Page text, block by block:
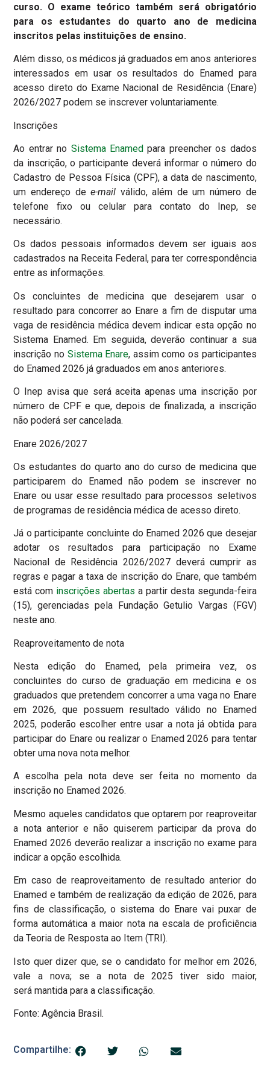
curso. O exame teórico também será obrigatório
para os estudantes do quarto ano de medicina
inscritos pelas instituições de ensino.
Além disso, os médicos já graduados em anos anteriores
interessados em usar os resultados do Enamed para
acesso direto do Exame Nacional de Residência (Enare)
2026/2027 podem se inscrever voluntariamente.
Inscrições
Ao entrar no Sistema Enamed para preencher os dados
da inscrição, o participante deverá informar o número do
Cadastro de Pessoa Física (CPF), a data de nascimento,
um endereço dee-mail válido, além de um número de
telefone fixo ou celular para contato do Inep, se
necessário.
Os dados pessoais informados devem ser iguais aos
cadastrados na Receita Federal, para ter correspondência
entre as informações.
Os concluintes de medicina que desejarem usar o
resultado para concorrer ao Enare a fim de disputar uma
vaga de residência médica devem indicar esta opção no
Sistema Enamed. Em seguida, deverão continuar a sua
inscrição no Sistema Enare, assim como os participantes
do Enamed 2026 já graduados em anos anteriores.
O Inep avisa que será aceita apenas uma inscrição por
número de CPF e que, depois de finalizada, a inscrição
não poderá ser cancelada.
Enare 2026/2027
Os estudantes do quarto ano do curso de medicina que
participarem do Enamed não podem se inscrever no
Enare ou usar esse resultado para processos seletivos
de programas de residência médica de acesso direto.
Já o participante concluinte do Enamed 2026 que desejar
adotar os resultados para participação no Exame
Nacional de Residência 2026/2027 deverá cumprir as
regras e pagar a taxa de inscrição do Enare, que também
está com inscrições abertas a partir desta segunda-feira
(15), gerenciadas pela Fundação Getulio Vargas (FGV)
neste ano.
Reaproveitamento de nota
Nesta edição do Enamed, pela primeira vez, os
concluintes do curso de graduação em medicina e os
graduados que pretendem concorrer a uma vaga no Enare
em 2026, que possuem resultado válido no Enamed
2025, poderão escolher entre usar a nota já obtida para
participar do Enare ou realizar o Enamed 2026 para tentar
obter uma nova nota melhor.
A escolha pela nota deve ser feita no momento da
inscrição no Enamed 2026.
Mesmo aqueles candidatos que optarem por reaproveitar
a nota anterior e não quiserem participar da prova do
Enamed 2026 deverão realizar a inscrição no exame para
indicar a opção escolhida.
Em caso de reaproveitamento de resultado anterior do
Enamed e também de realização da edição de 2026, para
fins de classificação, o sistema do Enare vai puxar de
forma automática a maior nota na escala de proficiência
da Teoria de Resposta ao Item (TRI).
Isto quer dizer que, se o candidato for melhor em 2026,
vale a nova; se a nota de 2025 tiver sido maior,
será mantida para a classificação.
Fonte: Agência Brasil.
Compartilhe: